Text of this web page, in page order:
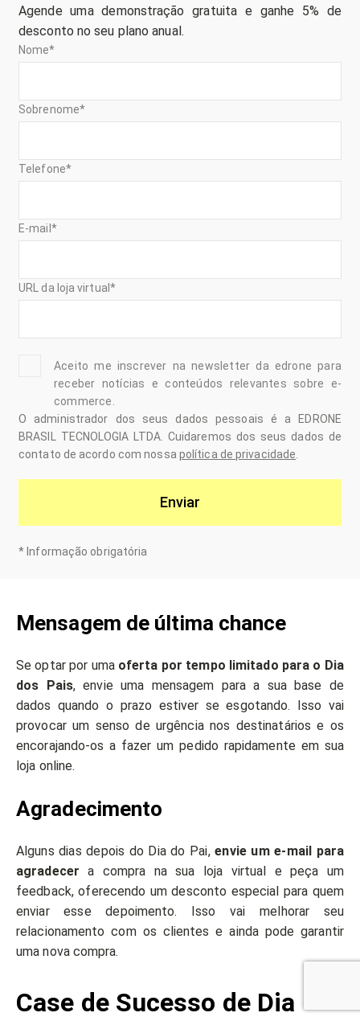
Agende uma demonstração gratuita e ganhe 5% de
desconto no seu plano anual.
Nome*
Sobrenome*
Telefone*
E-mail *
URL da loja virtual *
Aceito me inscrever na newsletter da edrone para
receber notícias e conteúdos relevantes sobre e-
commerce.
O administrador dos seus dados pessoais é a EDRONE
BRASIL TECNOLOGIA LTDA. Cuidaremos dos seus dados de
contato de acordo com nossa política de privacidade
Enviar
* Informação obrigatória
Mensagem de última chance
Se optar por umaoferta por tempo limitado para o Dia
dos Pais, envie uma mensagem para a sua base de
dados quando o prazo estiver se esgotando. Isso vai
provocar um senso de urgência nos destinatários e os
encorajando-os a fazer um pedido rapidamente em sua
loja online.
Agradecimento
Alguns dias depois do Dia do Pai,envie um e-mail para
agradecer a compra na sua loja virtual e peça um
feedback, oferecendo um desconto especial para quem
enviar esse depoimento. Isso vai melhorar seu
relacionamento com os clientes e ainda pode garantir
uma nova compra.
Case de Sucesso de Dia